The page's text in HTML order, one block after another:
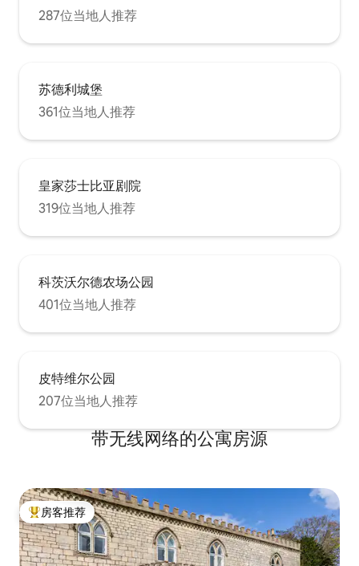
287位当地人推荐
苏德利城堡
361位当地人推荐
皇家莎士比亚剧院
319位当地人推荐
科茨沃尔德农场公园
401位当地人推荐
皮特维尔公园
207位当地人推荐
带无线网络的公寓房源
热门「房客推荐」
房客推荐